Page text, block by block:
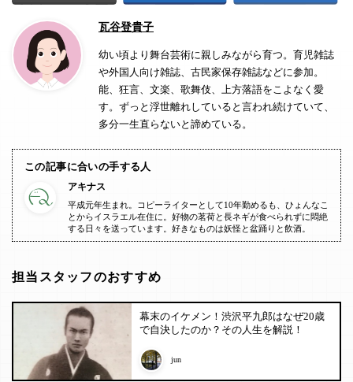
瓦谷登貴子
幼い頃より舞台芸術に親しみながら育つ。育児雑誌
や外国人向け雑誌、古民家保存雑誌などに参加。
能、狂言、文楽、歌舞伎、上方落語をこよなく愛
す。ずっと浮世離れしていると言われ続けていて、
多分一生直らないと諦めている。
この記事に合いの手する人
アキナス
平成元年生まれ。コピーライターとして10年勤めるも、ひょんなこ
とからイスラエル在住に。好物の茗荷と長ネギが食べられずに悶絶
する日々を送っています。好きなものは妖怪と盆踊りと飲酒。
担当スタッフのおすすめ
幕末のイケメン！渋沢平九郎はなぜ20歳
で自決したのか？その人生を解説！
jun